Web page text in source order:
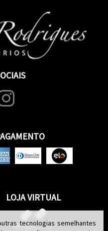
LOJA VIRTUAL
tecnologias semelhantes